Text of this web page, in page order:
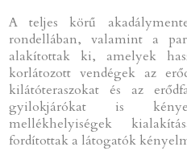
A teljes körű
rondellában, valamint a
alakítottak ki, amelyek
korlátozott vendégek az
kilátóteraszokat és az
gyilokjárókat is
mellékhelyiségek
fordítottak a látogatók